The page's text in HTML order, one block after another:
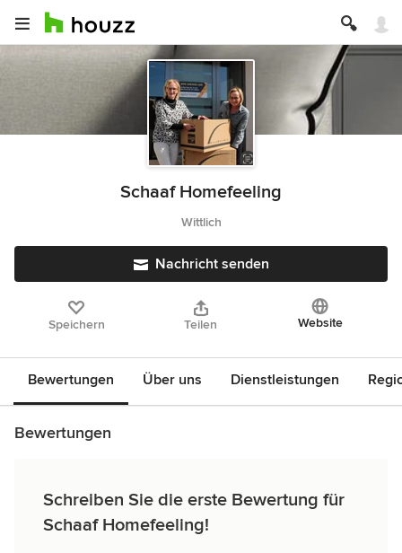
Schaaf Homefeeling
Wittlich
Nachricht senden
Speichern Teilen Website
Bewertungen Über uns Dienstleistungen
Bewertungen
Schreiben Sie die erste Bewertung für
Schaaf Homefeeling!